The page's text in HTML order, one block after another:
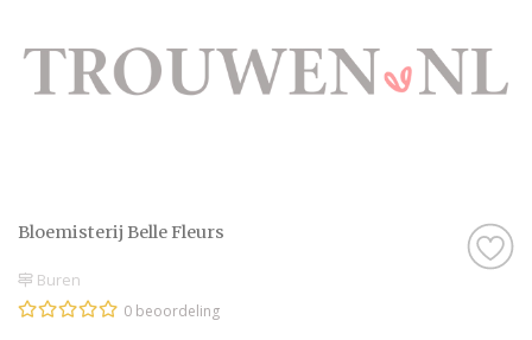
Bloemisterij Belle Fleurs
Buren
0 beoordeling